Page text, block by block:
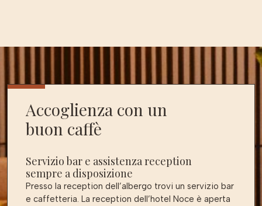
Accoglienza con un
buon caffè
Servizio bar e assistenza reception
sempre a disposizione
Presso la reception dell’albergo trovi un servizio bar
e caffetteria. La reception dell’hotel Noce è aperta